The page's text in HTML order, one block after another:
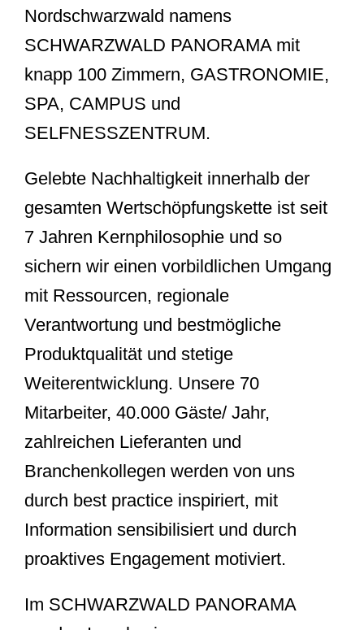
Nordschwarzwald namens
SCHWARZWALD PANORAMA mit
knapp 100 Zimmern, GASTRONOMIE,
SPA, CAMPUS und
SELFNESSZENTRUM.
Gelebte Nachhaltigkeit innerhalb der
gesamten Wertschöpfungskette ist seit
7 Jahren Kernphilosophie und so
sichern wir einen vorbildlichen Umgang
mit Ressourcen, regionale
Verantwortung und bestmögliche
Produktqualität und stetige
Weiterentwicklung. Unsere 70
Mitarbeiter, 40.000 Gäste/ Jahr,
zahlreichen Lieferanten und
Branchenkollegen werden von uns
durch best practice inspiriert, mit
Information sensibilisiert und durch
proaktives Engagement motiviert.
Im SCHWARZWALD PANORAMA